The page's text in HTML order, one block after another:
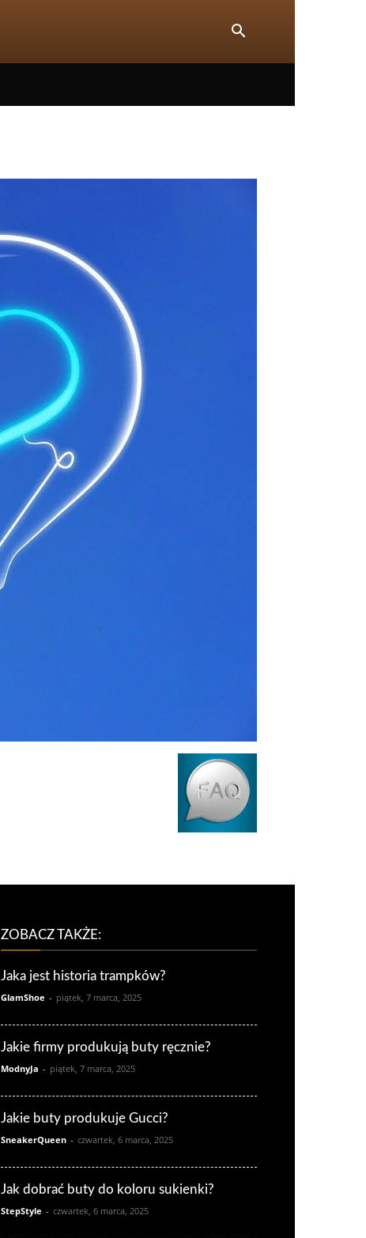
ZOBACZ TAKŻE:
Jaka jest historia trampków?
GlamShoe - piątek, 7 marca, 2025
Jakie firmy produkują buty ręcznie?
ModnyJa - piątek, 7 marca, 2025
Jakie buty produkuje Gucci?
SneakerQueen - czwartek, 6 marca, 2025
Jak dobrać buty do koloru sukienki?
StepStyle - czwartek, 6 marca, 2025